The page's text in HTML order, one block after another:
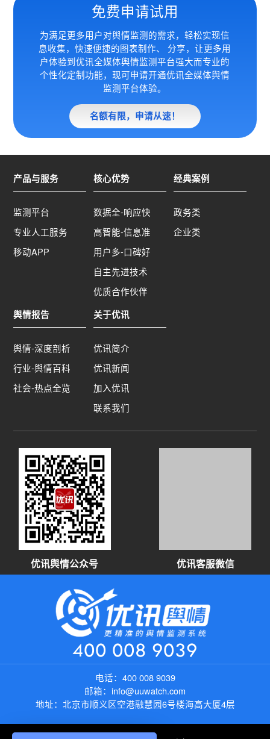
免费申请试用
为满足更多用户对舆情监测的需求，轻松实现信
息收集，快速便捷的图表制作、 分享，让更多用
户体验到优讯全媒体舆情监测平台强大而专业的
个性化定制功能，现可申请开通优讯全媒体舆情
监测平台体验。
名额有限，申请从速！
产品与服务
监测平台
专业人工服务
移动APP
核心优势
数据全-响应快
高智能-信息准
用户多-口碑好
自主先进技术
优质合作伙伴
经典案例
政务类
企业类
舆情报告
舆情-深度剖析
行业-舆情百科
社会-热点全览
关于优讯
优讯简介
优讯新闻
加入优讯
联系我们
优讯舆情公众号 优讯客服微信
400 008 9039
电话： 400 008 9039
邮箱： info@uuwatch.com
地址： 北京市顺义区空港融慧园6号楼海高大厦4层